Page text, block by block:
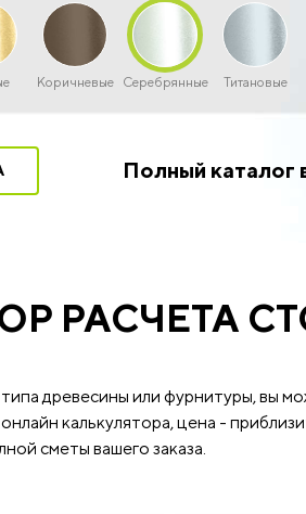
Коричневые Серебрянные Титановые
Полный каталог
РАСЧЕТА
древесины или фурнитуры, вы
калькулятора, цена -
сметы вашего заказа.